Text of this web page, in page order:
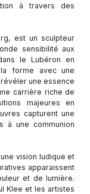
à travers des
est un sculpteur
sensibilité aux
le Lubéron en
forme avec une
une essence
carrière riche de
majeures en
capturent une
à une communion
vision ludique et
apparaissent
et de lumière.
Klee et les artistes